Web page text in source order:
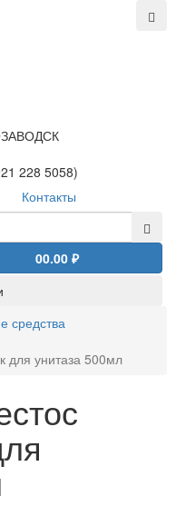
228 5058)
Контакты
00.00 ₽
средства
для унитаза 500мл